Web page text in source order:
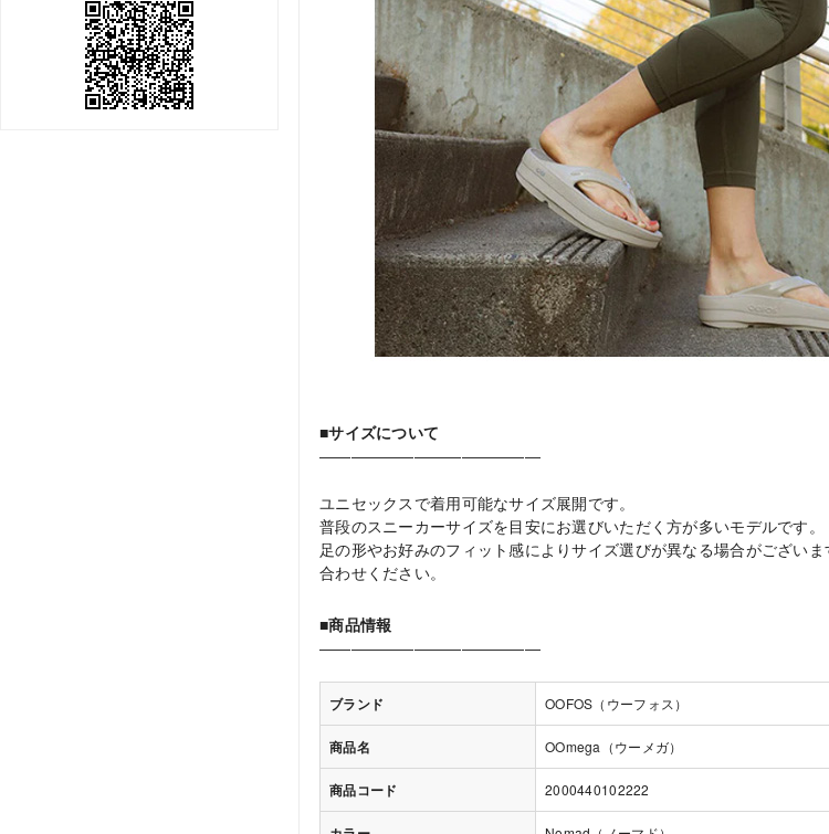
■サイズについて
――――――――――――――
ユニセックスで着用可能なサイズ展開です。
普段のスニーカーサイズを目安にお選びいただく方が多いモデルです。
足の形やお好みのフィット感によりサイズ選びが異なる場合がござい
合わせください。
■商品情報
――――――――――――――
ブランド OOFOS（ウーフォス）
商品名 OOmega（ウーメガ）
商品コード 2000440102222